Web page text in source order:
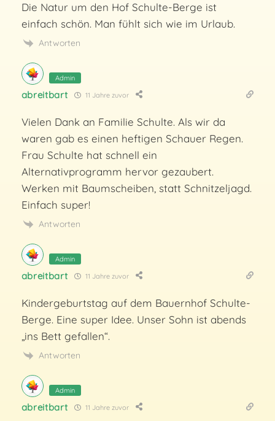
Die Natur um den Hof Schulte-Berge ist
einfach schön. Man fühlt sich wie im Urlaub.
Antworten
Admin
abreitbart 11 Jahre zuvor
Vielen Dank an Familie Schulte. Als wir da
waren gab es einen heftigen Schauer Regen.
Frau Schulte hat schnell ein
Alternativprogramm hervor gezaubert.
Werken mit Baumscheiben, statt Schnitzeljagd.
Einfach super!
Antworten
Admin
abreitbart 11 Jahre zuvor
Kindergeburtstag auf dem Bauernhof Schulte-
Berge. Eine super Idee. Unser Sohn ist abends
„ins Bett gefallen“.
Antworten
Admin
abreitbart 11 Jahre zuvor